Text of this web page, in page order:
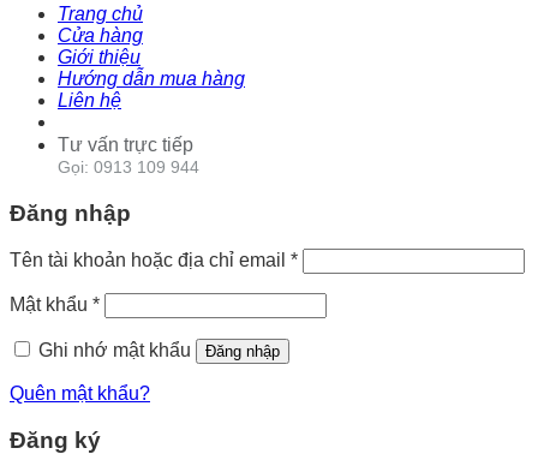
Trang chủ
Cửa hàng
Giới thiệu
Hướng dẫn mua hàng
Liên hệ
Tư vấn trực tiếp
Gọi: 0913 109 944
Đăng nhập
Tên tài khoản hoặc địa chỉ email *
Mật khẩu *
Ghi nhớ mật khẩu Đăng nhập
Quên mật khẩu?
Đăng ký